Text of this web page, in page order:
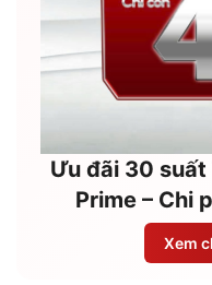
Ưu đãi 30 suất
Prime – Chi
Xem